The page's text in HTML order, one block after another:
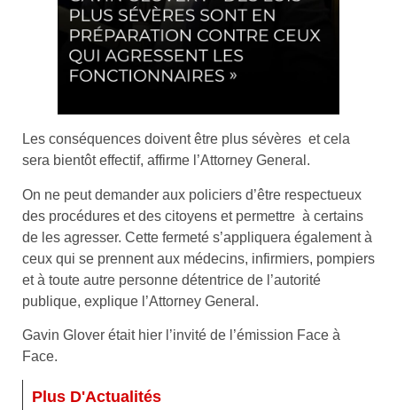
Les conséquences doivent être plus sévères et cela
sera bientôt effectif, affirme l’Attorney General.
On ne peut demander aux policiers d’être respectueux
des procédures et des citoyens et permettre à certains
de les agresser. Cette fermeté s’appliquera également à
ceux qui se prennent aux médecins, infirmiers, pompiers
et à toute autre personne détentrice de l’autorité
publique, explique l’Attorney General.
Gavin Glover était hier l’invité de l’émission Face à
Face.
Plus D'Actualités